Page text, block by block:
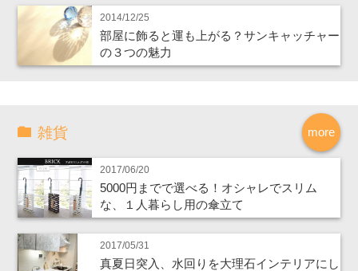
2014/12/25
部屋に飾ると運も上がる？サンキャッチャー
の３つの魅力
more
雑貨
2017/06/20
5000円までで選べる！オシャレでスリム
な、１人暮らし用の傘立て
2017/05/31
真夏日突入、水回りを大理石インテリアにし